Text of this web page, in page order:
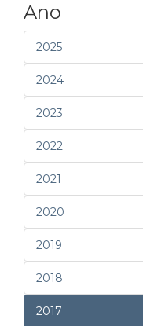
Ano
2025
2024
2023
2022
2021
2020
2019
2018
2017